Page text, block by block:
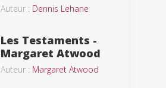
Auteur : Dennis Lehane
Les Testaments -
Margaret Atwood
Auteur : Margaret Atwood